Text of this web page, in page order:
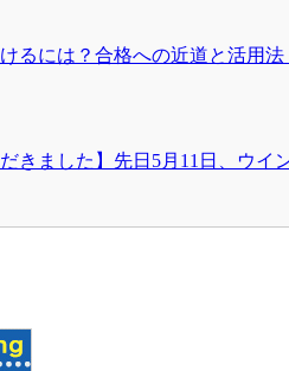
るには？合格への近道と活用法
きました】先日5月11日、ウ